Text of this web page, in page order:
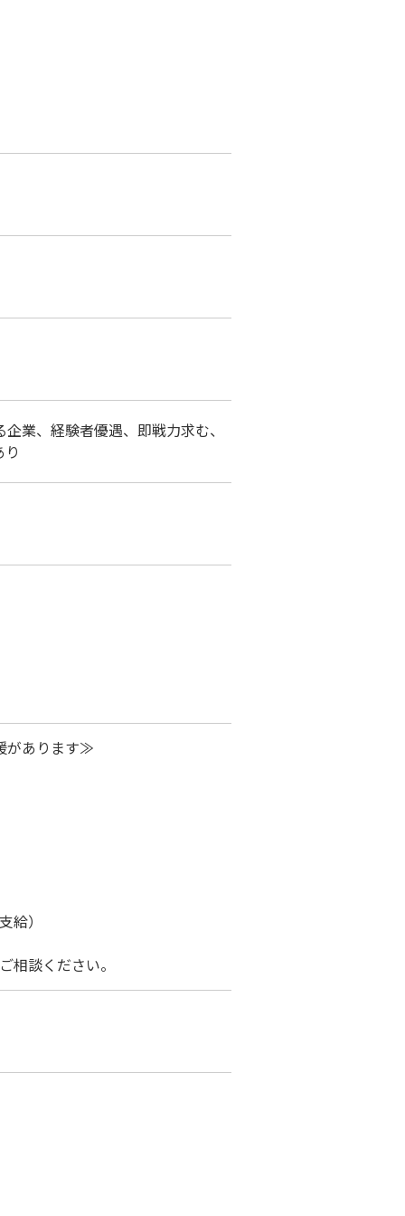
業、経験者優遇、即戦力求む、
があります≫
給）
相談ください。